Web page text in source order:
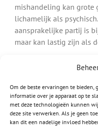
Om de beste ervaringen te bieden,
informatie over je apparaat op te
met deze technologieën kunnen
deze site verwerken. Als je geen
kan dit een nadelige invloed
mishandeling kan grote
lichamelijk als
aansprakelijke partij is
maar kan lastig zijn als
Ook letsel door een
Bent u gebeten door
deze hond aansprakelijk.
Lees meer over:
Letsel na een